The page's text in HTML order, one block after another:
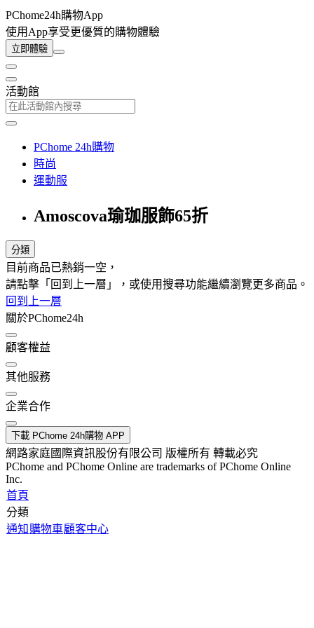
PChome24h購物App
使用App享受更優質的購物體驗
立即體驗
活動館
PChome 24h購物
時尚
運動服
Amoscova瑜珈服飾65折
分類
目前商品已熱銷一空，
請點擊「回到上一層」，或使用搜尋功能繼續瀏覽更多商品。
回到上一層
關於PChome24h
顧客權益
其他服務
企業合作
下載 PChome 24h購物 APP
網路家庭國際資訊股份有限公司 版權所有 轉載必究
PChome and PChome Online are trademarks of PChome Online
Inc.
首頁
分類
通知 購物車顧客中心